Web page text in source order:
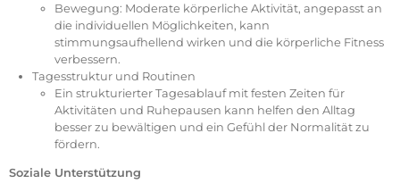
Bewegung: Moderate körperliche Aktivität, angepasst an
die individuellen Möglichkeiten, kann
stimmungsaufhellend wirken und die körperliche Fitness
verbessern.
Tagesstruktur und Routinen
Ein strukturierter Tagesablauf mit festen Zeiten für
Aktivitäten und Ruhepausen kann helfen den Alltag
besser zu bewältigen und ein Gefühl der Normalität zu
fördern.
Soziale Unterstützung